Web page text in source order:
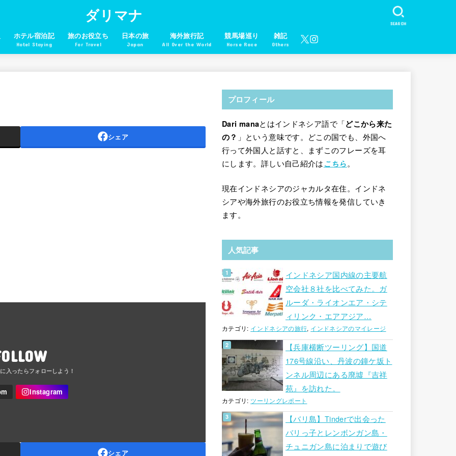
ダリマナ
ホテル宿泊記
Hotel Staying
旅のお役立ち
For Travel
日本の旅
Japan
海外旅行記
All Over the World
競馬場巡り
Horse Race
雑記
Others
SEARCH
シェア
シェア
プロフィール
Dari manaとはインドネシア語で「どこから来た
の？ 」という意味です。どこの国でも、外国へ
行って外国人と話すと、まずこのフレーズを耳
にします。詳しい自己紹介は こちら 。
現在インドネシアのジャカルタ在住。インドネ
シアや海外旅行のお役立ち情報を発信していき
ます。
人気記事
インドネシア国内線の主要航
空会社８社を比べてみた。ガ
ルーダ・ライオンエア・シテ
ィリンク・エアアジア…
カテゴリ: インドネシアの旅行, インドネシアのマイレージ
【兵庫横断ツーリング】国道
176号線沿い、丹波の鐘ケ坂ト
ンネル周辺にある廃墟『吉祥
苑』を訪れた。
カテゴリ: ツーリングレポート
【バリ島】Tinderで出会った
バリっ子とレンボンガン島・
チュニガン島に泊まりで遊び